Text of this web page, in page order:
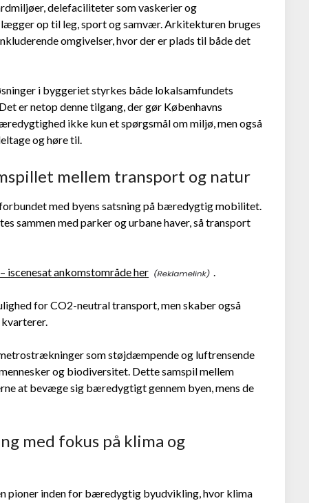
delefaciliteter som vaskerier og
op til leg, sport og samvær. Arkitekturen bruges
omgivelser, hvor der er plads til både det
i byggeriet styrkes både lokalsamfundets
er netop denne tilgang, der gør Københavns
ikke kun et spørgsmål om miljø, men også
og høre til.
mellem transport og natur
med byens satsning på bæredygtig mobilitet.
sammen med parker og urbane haver, så transport
iscenesat ankomstområde her .
for CO2-neutral transport, men skaber også
som støjdæmpende og luftrensende
og biodiversitet. Dette samspil mellem
at bevæge sig bæredygtigt gennem byen, mens de
med fokus på klima og
pioner inden for bæredygtig byudvikling, hvor klima